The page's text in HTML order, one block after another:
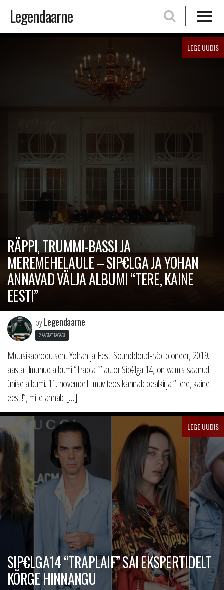
Legendaarne
LEGE UUDIS
RÄPPI, TRUMMI-BASSI JA
MEREMEHELAULE – SIP€LGA JA YOHAN
ANNAVAD VÄLJA ALBUMI “TERE, KAINE
EESTI”
byLegendaarne
2 AASTAT TAGASI
Muusikaprodutsent Yohan ja Eesti Soundcloud-räpi pioneer, 2019.
aastal ilmunud albumi “Traplaif” autor Sip€lga 14, on valmis saanud
ühise albumi. 11. novembril ilmuv teos kannab pealkirja “Tere, kaine
eesti!”, mille annab […]
LEGE UUDIS
SIP€LGA14 “TRAPLAIF” SAI EKSPERTIDELT
KÕRGE HINNANGU